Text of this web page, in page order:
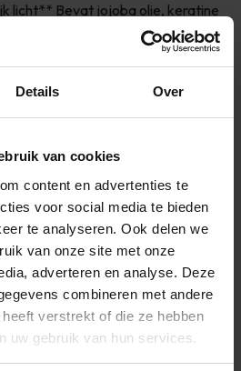
Details Over
van cookies
content en advertenties te
voor social media te bieden
te analyseren. Ook delen we
van onze site met onze
adverteren en analyse. Deze
combineren met andere
verstrekt of die ze hebben
uw gebruik van hun services.
licht** Bevat jojoba olie, keratine
van de nagel Dierproefvrij
fashionkleuren Ingrediënten * 7
Form...
639370912844